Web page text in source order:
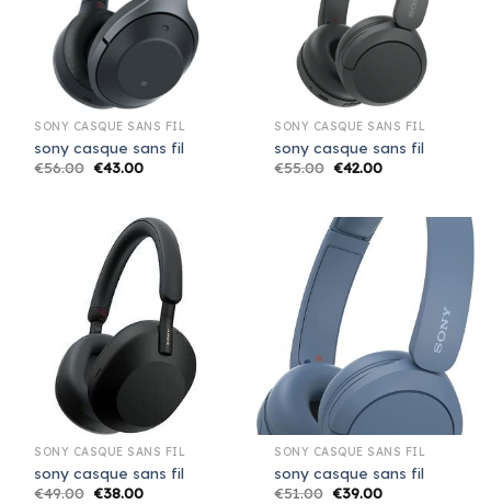
SONY CASQUE SANS FIL
sony casque sans fil
€56.00 €43.00
SONY CASQUE SANS FIL
sony casque sans fil
€55.00 €42.00
SONY CASQUE SANS FIL
sony casque sans fil
€49.00 €38.00
SONY CASQUE SANS FIL
sony casque sans fil
€51.00 €39.00